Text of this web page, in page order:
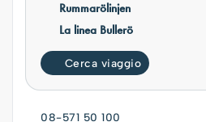
Rummarölinjen
La linea Bullerö
Cerca viaggio
08-571 50 100